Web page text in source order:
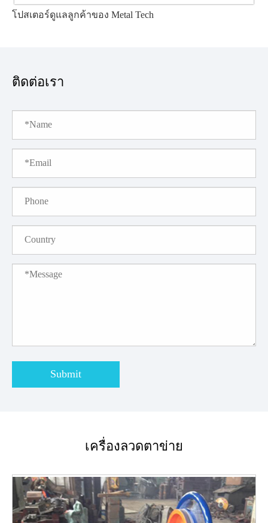
โปสเตอร์ดูแลลูกค้าของ Metal Tech
ติดต่อเรา
Submit
เครื่องลวดตาข่าย